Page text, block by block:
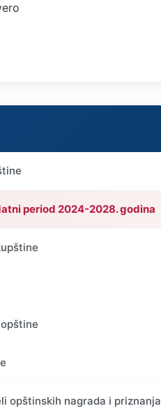
period 2024-2028. godina
opštinskih nagrada i priznanja